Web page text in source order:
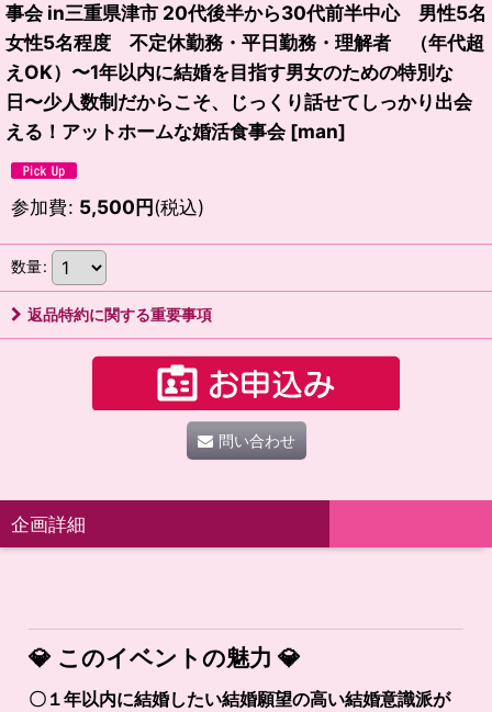
事会 in三重県津市 20代後半から30代前半中心 男性5名
女性5名程度 不定休勤務・平日勤務・理解者 （年代超
えOK）〜1年以内に結婚を目指す男女のための特別な
日〜少人数制だからこそ、じっくり話せてしっかり出会
える！アットホームな婚活食事会 [man]
参加費: 5,500円(税込)
数量:
返品特約に関する重要事項
問い合わせ
企画詳細
💎 このイベントの魅力 💎
〇１年以内に結婚したい結婚願望の高い結婚意識派が